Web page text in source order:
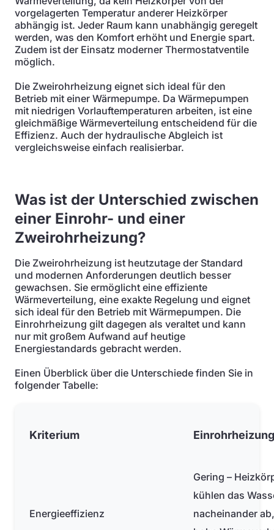
vorgelagerten Temperatur anderer Heizkörper
abhängig ist. Jeder Raum kann unabhängig geregelt
werden, was den Komfort erhöht und Energie spart.
Zudem ist der Einsatz moderner Thermostatventile
möglich.
Die Zweirohrheizung eignet sich ideal für den
Betrieb mit einer Wärmepumpe. Da Wärmepumpen
mit niedrigen Vorlauftemperaturen arbeiten, ist eine
gleichmäßige Wärmeverteilung entscheidend für die
Effizienz. Auch der hydraulische Abgleich ist
vergleichsweise einfach realisierbar.
Was ist der Unterschied zwischen
einer Einrohr- und einer
Zweirohrheizung?
Die Zweirohrheizung ist heutzutage der Standard
und modernen Anforderungen deutlich besser
gewachsen. Sie ermöglicht eine effiziente
Wärmeverteilung, eine exakte Regelung und eignet
sich ideal für den Betrieb mit Wärmepumpen. Die
Einrohrheizung gilt dagegen als veraltet und kann
nur mit großem Aufwand auf heutige
Energiestandards gebracht werden.
Einen Überblick über die Unterschiede finden Sie in
folgender Tabelle:
Kriterium Einrohrheizung
Energieeffizienz
Gering –
kühlen das
nacheinander ab,